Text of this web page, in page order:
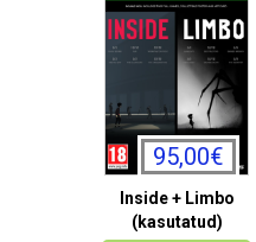
95,00€
Inside + Limbo
(kasutatud)